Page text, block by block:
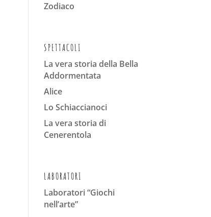
Zodiaco
SPETTACOLI
La vera storia della Bella
Addormentata
Alice
Lo Schiaccianoci
La vera storia di
Cenerentola
LABORATORI
Laboratori “Giochi
nell’arte”